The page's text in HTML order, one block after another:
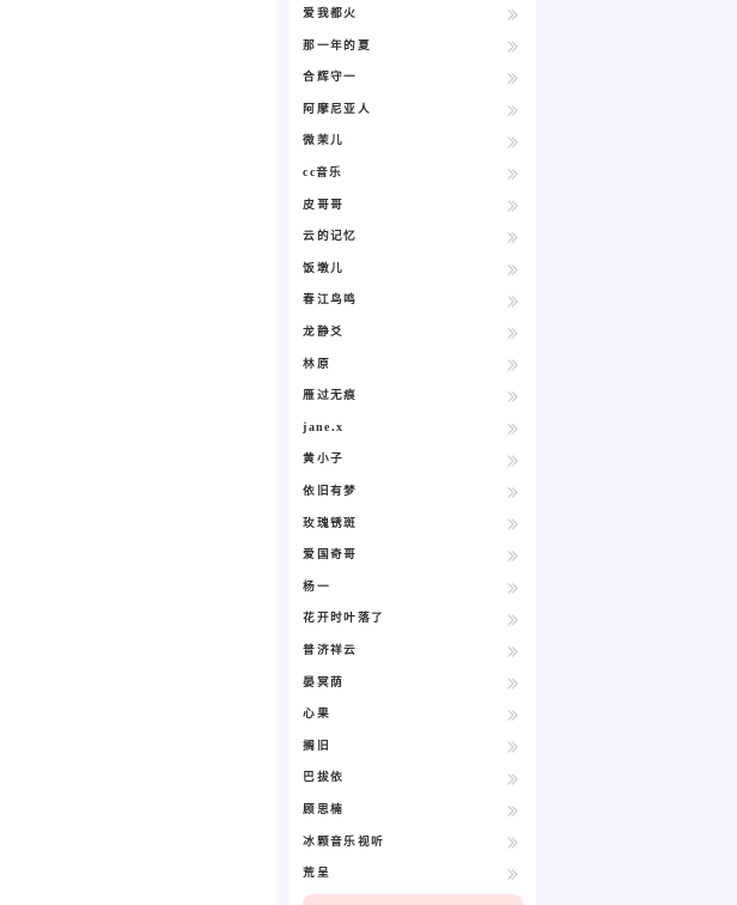
爱我都火
那一年的夏
合辉守一
阿摩尼亚人
微茉儿
cc音乐
皮哥哥
云的记忆
饭墩儿
春江鸟鸣
龙静爻
林原
雁过无痕
jane.x
黄小子
依旧有梦
玫瑰锈斑
爱国奇哥
杨一
花开时叶落了
普济祥云
晏冥荫
心果
搁旧
巴拔依
顾思楠
冰颗音乐视听
荒呈